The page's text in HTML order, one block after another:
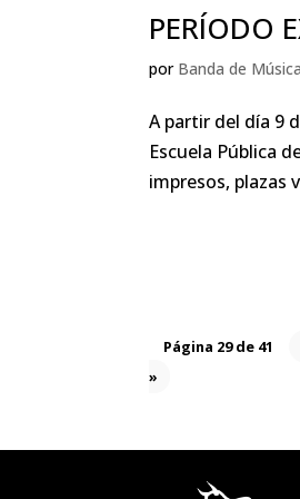
PERÍODO
por Banda de
A partir del día 9
Escuela Pública
impresos, plazas
Página 29 de 41
»